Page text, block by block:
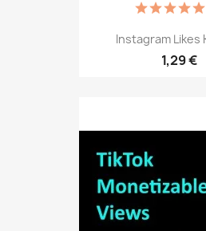
Instagram Likes
1,29 €